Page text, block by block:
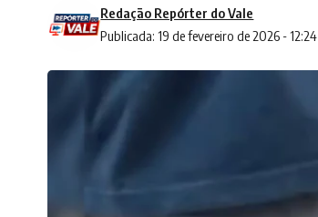
Publicada: 19 de fevereiro de 2026 - 12:24
Redação Repórter do Vale